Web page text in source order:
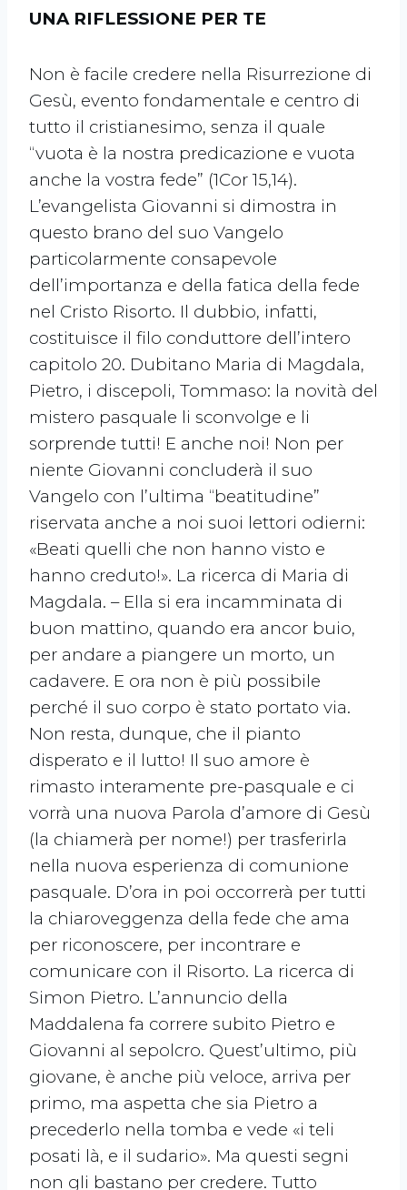
UNA RIFLESSIONE PER TE
Non è facile credere nella Risurrezione di
Gesù, evento fondamentale e centro di
tutto il cristianesimo, senza il quale
“vuota è la nostra predicazione e vuota
anche la vostra fede” (1Cor 15,14).
L’evangelista Giovanni si dimostra in
questo brano del suo Vangelo
particolarmente consapevole
dell’importanza e della fatica della fede
nel Cristo Risorto. Il dubbio, infatti,
costituisce il filo conduttore dell’intero
capitolo 20. Dubitano Maria di Magdala,
Pietro, i discepoli, Tommaso: la novità del
mistero pasquale li sconvolge e li
sorprende tutti! E anche noi! Non per
niente Giovanni concluderà il suo
Vangelo con l’ultima “beatitudine”
riservata anche a noi suoi lettori odierni:
«Beati quelli che non hanno visto e
hanno creduto!». La ricerca di Maria di
Magdala. – Ella si era incamminata di
buon mattino, quando era ancor buio,
per andare a piangere un morto, un
cadavere. E ora non è più possibile
perché il suo corpo è stato portato via.
Non resta, dunque, che il pianto
disperato e il lutto! Il suo amore è
rimasto interamente pre-pasquale e ci
vorrà una nuova Parola d’amore di Gesù
(la chiamerà per nome!) per trasferirla
nella nuova esperienza di comunione
pasquale. D’ora in poi occorrerà per tutti
la chiaroveggenza della fede che ama
per riconoscere, per incontrare e
comunicare con il Risorto. La ricerca di
Simon Pietro. L’annuncio della
Maddalena fa correre subito Pietro e
Giovanni al sepolcro. Quest’ultimo, più
giovane, è anche più veloce, arriva per
primo, ma aspetta che sia Pietro a
precederlo nella tomba e vede «i teli
posati là, e il sudario». Ma questi segni
non gli bastano per credere. Tutto